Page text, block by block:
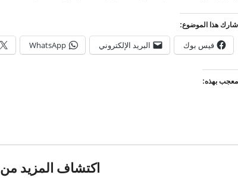
شارك هذا الموضوع:
فيس بوك البريد الإلكتروني WhatsApp
معجب بهذه:
اكتشاف المزيد من Dharma Store Software